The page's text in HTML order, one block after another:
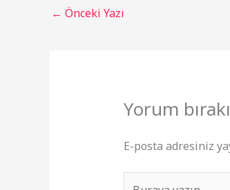
← Önceki Yazı
Yorum
E-posta adresiniz